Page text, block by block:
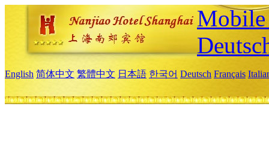
English 简体中文 繁體中文 日本語 한국어 Deutsch Français